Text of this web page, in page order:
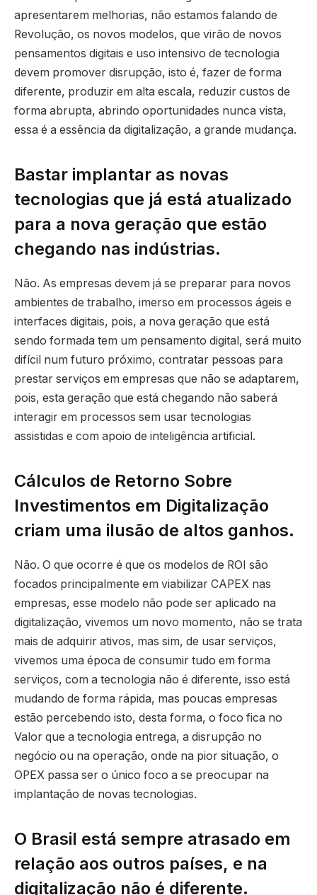
apresentarem melhorias, não estamos falando de
Revolução, os novos modelos, que virão de novos
pensamentos digitais e uso intensivo de tecnologia
devem promover disrupção, isto é, fazer de forma
diferente, produzir em alta escala, reduzir custos de
forma abrupta, abrindo oportunidades nunca vista,
essa é a essência da digitalização, a grande mudança.
Bastar implantar as novas
tecnologias que já está atualizado
para a nova geração que estão
chegando nas indústrias.
Não. As empresas devem já se preparar para novos
ambientes de trabalho, imerso em processos ágeis e
interfaces digitais, pois, a nova geração que está
sendo formada tem um pensamento digital, será muito
difícil num futuro próximo, contratar pessoas para
prestar serviços em empresas que não se adaptarem,
pois, esta geração que está chegando não saberá
interagir em processos sem usar tecnologias
assistidas e com apoio de inteligência artificial.
Cálculos de Retorno Sobre
Investimentos em Digitalização
criam uma ilusão de altos ganhos.
Não. O que ocorre é que os modelos de ROI são
focados principalmente em viabilizar CAPEX nas
empresas, esse modelo não pode ser aplicado na
digitalização, vivemos um novo momento, não se trata
mais de adquirir ativos, mas sim, de usar serviços,
vivemos uma época de consumir tudo em forma
serviços, com a tecnologia não é diferente, isso está
mudando de forma rápida, mas poucas empresas
estão percebendo isto, desta forma, o foco fica no
Valor que a tecnologia entrega, a disrupção no
negócio ou na operação, onde na pior situação, o
OPEX passa ser o único foco a se preocupar na
implantação de novas tecnologias.
O Brasil está sempre atrasado em
relação aos outros países, e na
digitalização não é diferente.